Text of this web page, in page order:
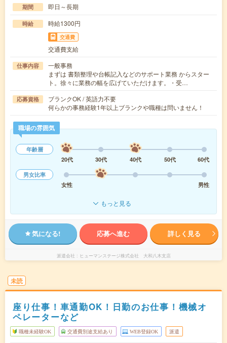
期間 即日～長期
時給 時給1300円
交通費
交通費支給
仕事内容
一般事務
まずは 書類整理や台帳記入などのサポート業務 からスター
ト。徐々に業務の幅を広げていただけます。・受…
応募資格
ブランクOK / 英語力不要
何らかの事務経験1年以上ブランクや職種は問いません！
職場の雰囲気
年齢層
20代
30代 40代 50代
60代
男女比率
女性
男性
もっと見る
気になる! 応募へ進む 詳しく見る
派遣会社 ヒューマンステージ株式会社 大和八木支店
未読
座り仕事！車通勤OK！日勤のお仕事！機械オ
ペレーターなど
職種未経験OK 交通費別途支給あり WEB登録OK 派遣